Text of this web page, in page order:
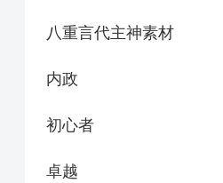
八重言代主神素材
内政
初心者
卓越